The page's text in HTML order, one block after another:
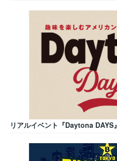
リアルイベント『Daytona DAYS』